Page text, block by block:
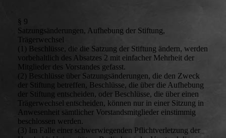
§ 9
Satzungsänderungen, Aufhebung der Stiftung,
Trägerwechsel
(1) Beschlüsse, die die Satzung der Stiftung ändern, werden
vorbehaltlich des Absatzes 2 mit einfacher Mehrheit der
Mitglieder des Vorstandes gefasst.
(2) Beschlüsse über Satzungsänderungen, die den Zweck
der Stiftung betreffen, Beschlüsse, die über die Aufhebung
der Stiftung entscheiden, oder Beschlüsse, die über einen
Trägerwechsel entscheiden, können nur in einer Sitzung in
Anwesenheit sämtlicher Vorstandsmitglieder einstimmig
beschlossen werden.
(3) Im Falle einer schwerwiegenden Pflichtverletzung der